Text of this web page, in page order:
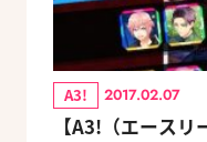
A3! 2017.02.07
【A3!（エース